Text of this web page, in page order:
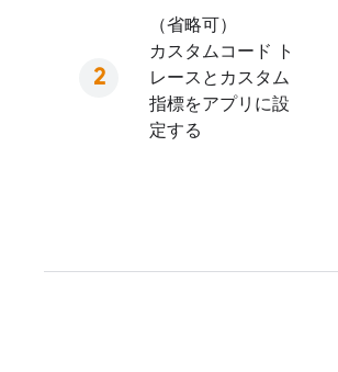
（省略可）
カスタムコード ト
レースとカスタム
指標をアプリに設
定する